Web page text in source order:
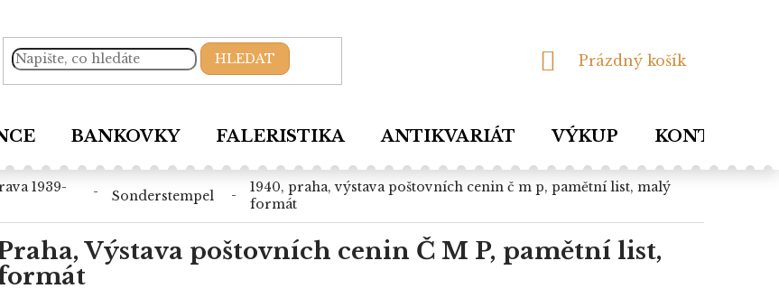
HLEDAT
NÁKUPNÍ
Prázdný košík
BANKOVKY FALERISTIKA ANTIKVARIÁT VÝKUP KONTAKTY
sonderstempel
1940, praha, výstava poštovních cenin č m p, pamětní list, malý
formát
Výstava poštovních cenin Č M P, pamětní list,